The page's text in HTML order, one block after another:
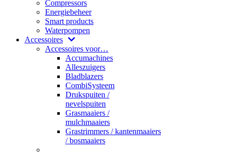
Compressors
Energiebeheer
Smart products
Waterpompen
Accessoires
Accessoires voor…
Accumachines
Alleszuigers
Bladblazers
CombiSysteem
Drukspuiten /
nevelspuiten
Grasmaaiers /
mulchmaaiers
Grastrimmers / kantenmaaiers
/ bosmaaiers